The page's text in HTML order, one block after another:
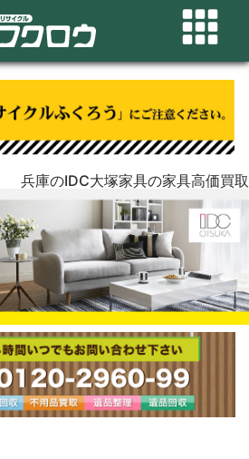
兵庫のIDC大塚家具の家具高価買取